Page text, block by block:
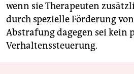
wenn sie Therapeuten
durch spezielle Förderung
Abstrafung dagegen sei kein
Verhaltenssteuerung.